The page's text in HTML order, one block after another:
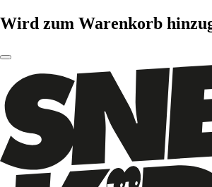
Wird zum Warenkorb